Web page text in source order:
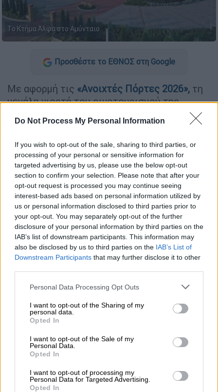
Do Not Process My Personal Information
If you wish to opt-out of the sale, sharing to third parties, or
processing of your personal or sensitive information for
targeted advertising by us, please use the below opt-out
section to confirm your selection. Please note that after your
opt-out request is processed you may continue seeing
interest-based ads based on personal information utilized by
us or personal information disclosed to third parties prior to
your opt-out. You may separately opt-out of the further
disclosure of your personal information by third parties on the
IAB’s list of downstream participants. This information may
also be disclosed by us to third parties on the IAB’s List of
Downstream Participants that may further disclose it to other
Please note that this website/app uses one or more Google
not limited to your visit or usage behaviour. You may click to
grant or deny consent to Google and its third-party tags to
use your data for below specified purposes in below Google
consent section.
Personal Data Processing Opt Outs
I want to opt-out of the Sharing of my
personal data.
Opted In
I want to opt-out of the Sale of my
Personal Data.
Opted In
I want to opt-out of processing my
Personal Data for Targeted Advertising.
Opted In
Το Κτήμα Άλφα στο Αμύνταιο
Προσθέστε το ΕΘΝΟΣ στη Google
Με αφορμή τις «Ανοιχτές Πόρτες 2026», τη
μεγάλη γιορτή του οινοτουρισμού της
απευθύνει
ανοιχτή πρόσκληση στους φίλους του
κρασιού συμμετέχοντας και φέτος στο
καθιερωμένο διήμερο δράσεων του δικτύου
«Δρόμοι του Κρασιού της Βορείου Ελλάδος».
Στην καρδιά της αμπελουργικής ζώνης του
Αμυνταίου, το οινοποιείο υποδέχεται τους
οινόφιλους επισκέπτες και επισκέπτριες το
Σάββατο 23 και την Κυριακή 24 Μαΐου, στο
πλαίσιο μιας διοργάνωσης που φέρνει κοντά
σχεδόν 30 επισκέψιμαοινοποιείατης
Βόρειας Ελλάδας, μέσα από ξεναγήσεις,
Πρόγραμμα πλούσιο σε εμπειρίες
Το Κτήμα Άλφα θα είναι ανοιχτό και τις δύο
ημέρες, από τις 11:00 έως τις 19:00,
προσφέροντας
δωρεάν δοκιμή
όλων των
τρεχουσών εσοδειών
παλαιωμένων ετικετώναπό το κελάρι του.
Όσοι μάλιστα ενδιαφέρονται να